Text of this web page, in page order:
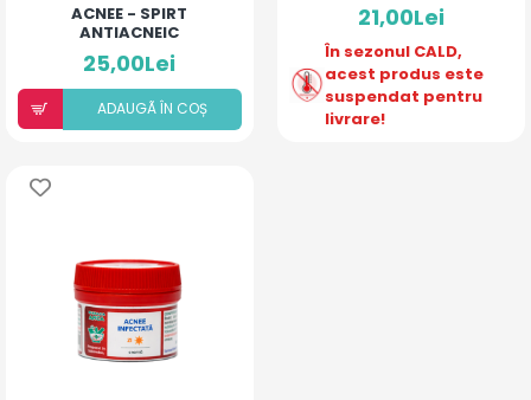
ACNEE - SPIRT
ANTIACNEIC
25,00Lei
ADAUGÃ ÎN COȘ
21,00Lei
În sezonul CALD,
acest produs este
suspendat pentru
livrare!